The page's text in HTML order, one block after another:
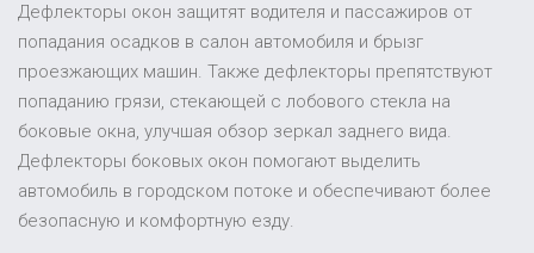
Дефлекторы окон защитят водителя и пассажиров от
попадания осадков в салон автомобиля и брызг
проезжающих машин. Также дефлекторы препятствуют
попаданию грязи, стекающей с лобового стекла на
боковые окна, улучшая обзор зеркал заднего вида.
Дефлекторы боковых окон помогают выделить
автомобиль в городском потоке и обеспечивают более
безопасную и комфортную езду.